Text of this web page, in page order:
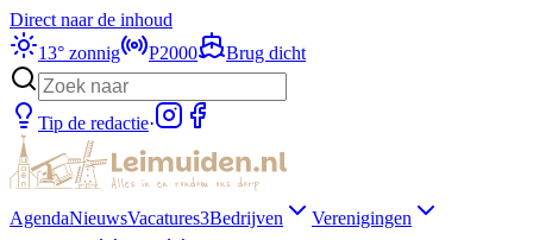
Direct naar de inhoud
13° zonnig P2000 Brug dicht
Tip de redactie·
AgendaNieuwsVacatures3Bedrijven
Verenigingen